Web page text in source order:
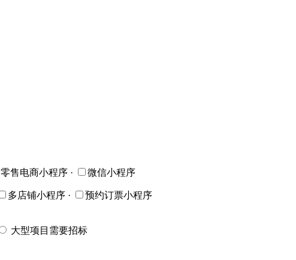
零售电商小程序 · 微信小程序
多店铺小程序 · 预约订票小程序
大型项目需要招标